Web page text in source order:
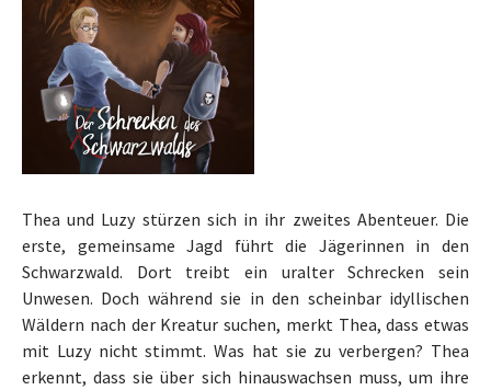
Thea und Luzy stürzen sich in ihr zweites Abenteuer. Die
erste, gemeinsame Jagd führt die Jägerinnen in den
Schwarzwald. Dort treibt ein uralter Schrecken sein
Unwesen. Doch während sie in den scheinbar idyllischen
Wäldern nach der Kreatur suchen, merkt Thea, dass etwas
mit Luzy nicht stimmt. Was hat sie zu verbergen? Thea
erkennt, dass sie über sich hinauswachsen muss, um ihre